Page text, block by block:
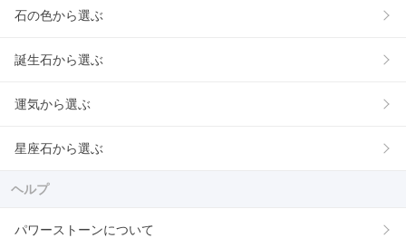
石の色から選ぶ
誕生石から選ぶ
運気から選ぶ
星座石から選ぶ
ヘルプ
パワーストーンについて